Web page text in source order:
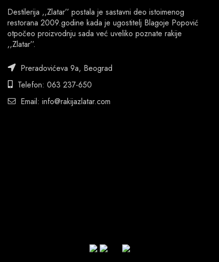
Destilerija ,,Zlatar’’ postala je sastavni deo istoimenog
restorana 2009.godine kada je ugostitelj Blagoje Popović
otpočeo proizvodnju sada već uveliko poznate rakije
,,Zlatar’’.
Preradovićeva 9a, Beograd
Telefon: 063 237-650
Email: info@rakijazlatar.com